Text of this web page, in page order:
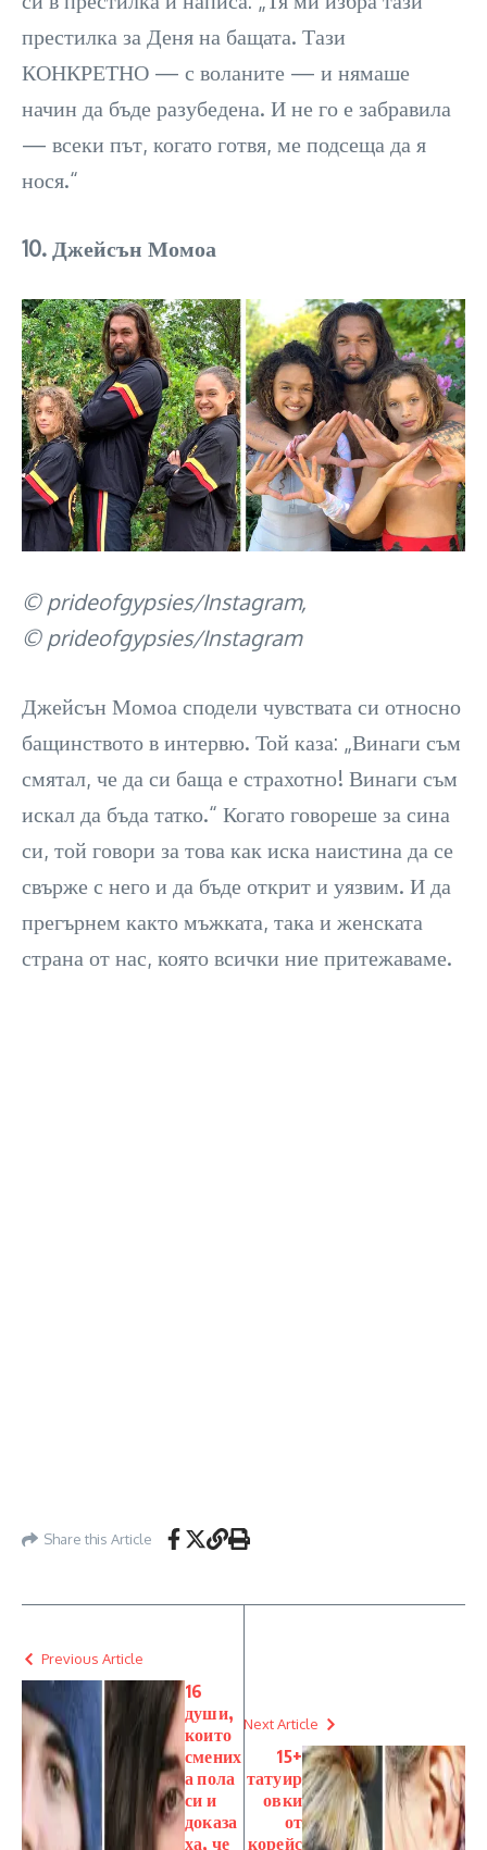
престилка за Деня на бащата. Тази
КОНКРЕТНО — с воланите — и нямаше
начин да бъде разубедена. И не го е забравила
— всеки път, когато готвя, ме подсеща да я
нося.“
10. Джейсън Момоа
© prideofgypsies/Instagram,
© prideofgypsies/Instagram
Джейсън Момоа сподели чувствата си относно
бащинството в интервю. Той каза: „Винаги съм
смятал, че да си баща е страхотно! Винаги съм
искал да бъда татко.“ Когато говореше за сина
си, той говори за това как иска наистина да се
свърже с него и да бъде открит и уязвим. И да
прегърнем както мъжката, така и женската
страна от нас, която всички ние притежаваме.
Share this Article
Previous Article
16
души,
които
смених
а пола
си и
доказа
ха, че
Next Article
15+
татуир
овки
от
корейс